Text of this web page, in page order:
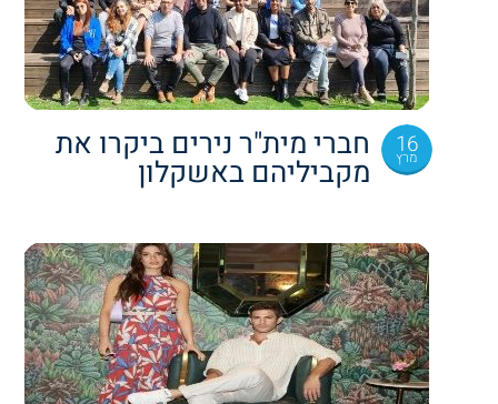
16
מרץ חברי מית"ר נירים ביקרו את
מקביליהם באשקלון